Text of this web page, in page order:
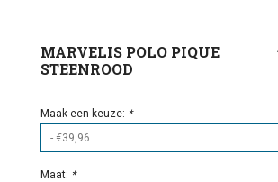
MARVELIS POLO PIQUE
STEENROOD
Maak een keuze: *
Maat: *